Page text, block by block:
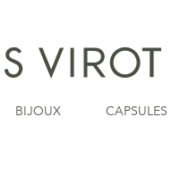
BIJOUX CAPSULES